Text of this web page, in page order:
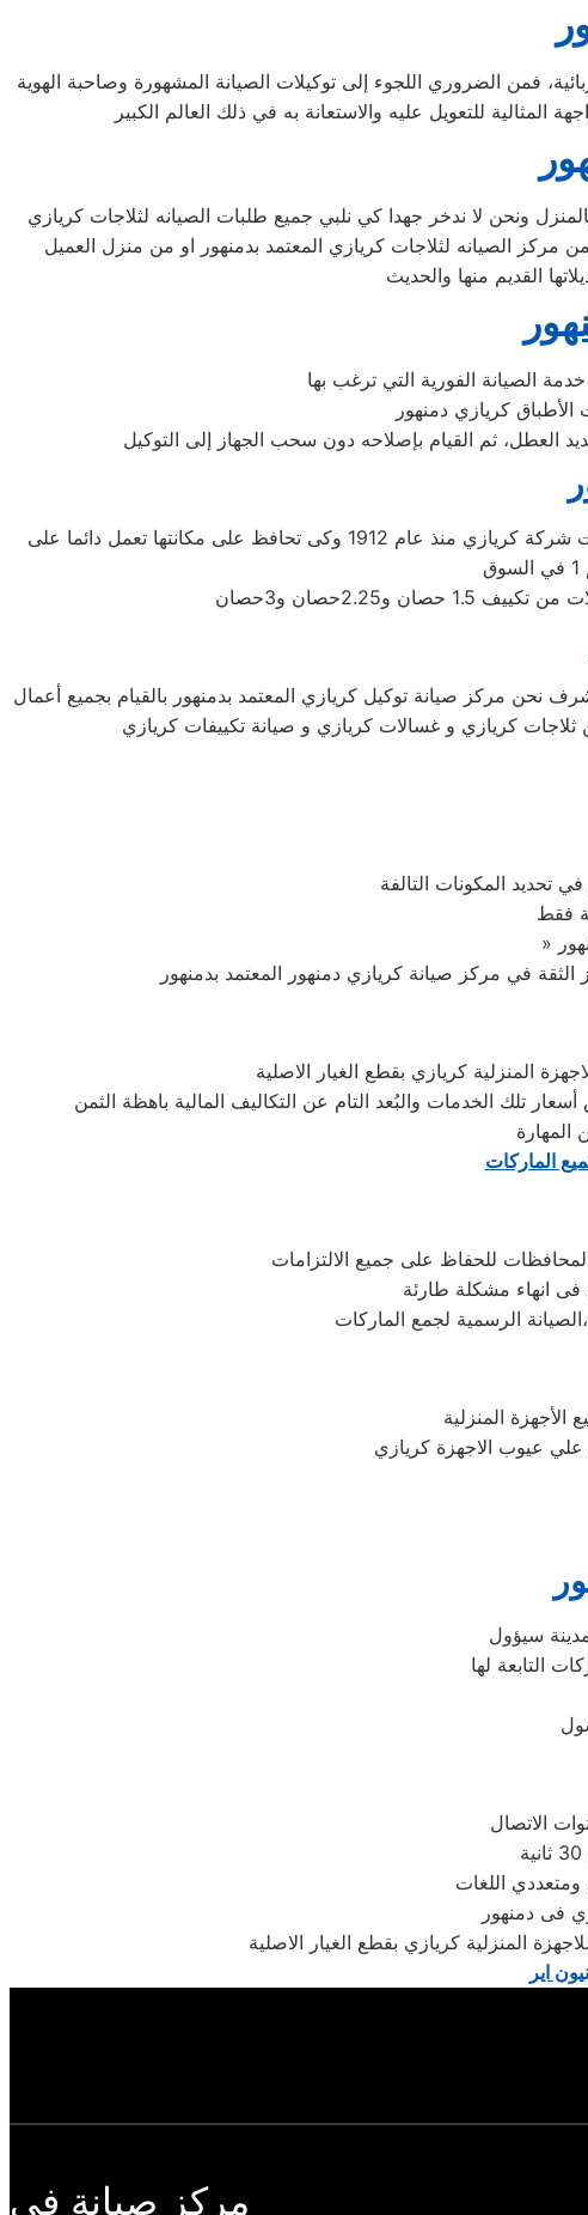
فمن الضروري اللجوء إلى توكيلات الصيانة المشهورة وصاحبة الهوية
العطل، ثم القيام بإصلاحه دون سحب الجهاز إلى التوكيل
شركة كريازي اليابانيه من افضل الشركات التى توجد فى اسواق المكيفات وتوفر لنا افضل الاجهزه المنزليه التى تحتاجها، تأسست شركة كريازي منذ عام 1912 وكى تحافظ على مكانتها تعمل دائما على
نحن مركز صيانة توكيل كريازي المعتمد بدمنهور بالقيام بجميع أعمال
ثلاجات كريازي و غسالات كريازي و صيانة تكييفات كريازي
تحديد المكونات التالفة
فقط
المنزلية كريازي بقطع الغيار الاصلية
الماركات
للحفاظ على جميع الالتزامات
فى انهاء مشكلة طارئة
الرسمية لجمع الماركات
عيوب الاجهزة كريازي
اللغات
فى دمنهور
المنزلية كريازي بقطع الغيار الاصلية
اير
مركز صيانة في